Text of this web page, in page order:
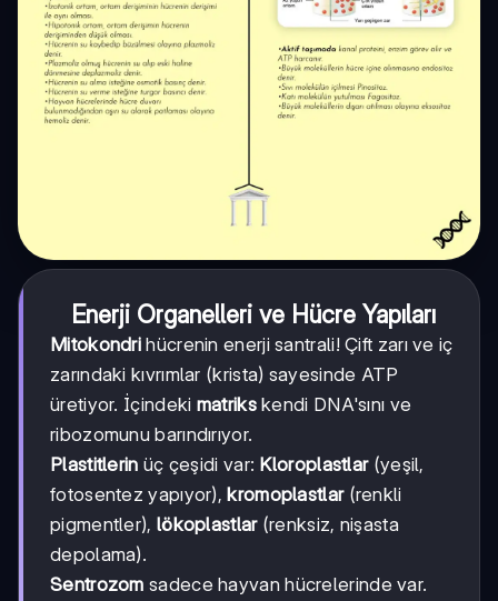
Enerji Organelleri ve Hücre Yapıları
Mitokondri hücrenin enerji santrali! Çift zarı ve iç
zarındaki kıvrımlar (krista) sayesinde ATP
üretiyor. İçindeki matrikskendi DNA'sını ve
ribozomunu barındırıyor.
Plastitlerin üç çeşidi var: Kloroplastlar(yeşil,
fotosentez yapıyor),kromoplastlar(renkli
pigmentler), lökoplastlar(renksiz, nişasta
depolama).
Sentrozom sadece hayvan hücrelerinde var.